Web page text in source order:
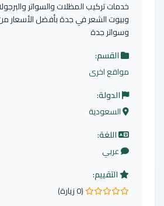
خدمات تركيب المظلات والسواتر
وبيوت الشعر في جدة بأفضل الأسعار
وسواتر جدة
القسم:
مواقع اخرى
الدولة:
السعودية
اللغة:
عربي
التقييم:
0.0 من 5 نجوم
(0 زيارة)